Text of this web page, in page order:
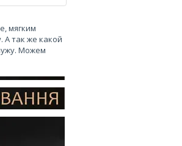
мягким
так же какой
Можем